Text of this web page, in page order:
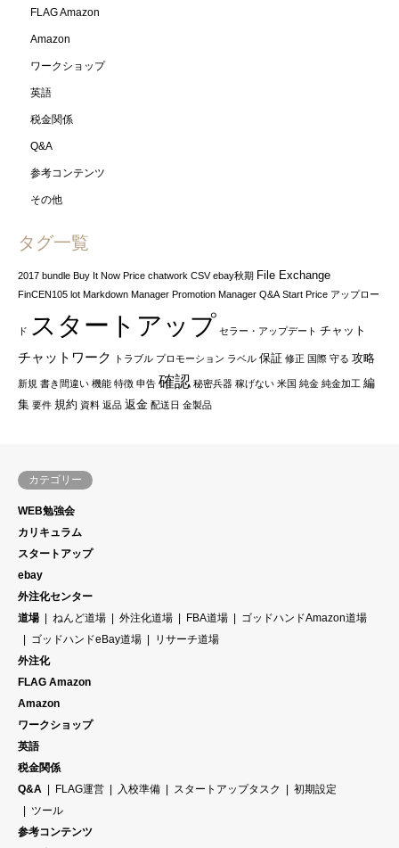
FLAG Amazon
Amazon
ワークショップ
英語
税金関係
Q&A
参考コンテンツ
その他
タグ一覧
2017 bundle Buy It Now Price chatwork CSV ebay秋期 File Exchange
FinCEN105 lot Markdown Manager Promotion Manager Q&A Start Price アップロー
ド スタートアップ セラー・アップデート チャット
チャットワーク トラブル プロモーション ラベル 保証 修正 国際 守る 攻略
新規 書き間違い 機能 特徴 申告 確認 秘密兵器 稼げない 米国 純金 純金加工 編
集 要件 規約 資料 返品 返金 配送日 金製品
カテゴリー
WEB勉強会
カリキュラム
スタートアップ
ebay
外注化センター
道場
ねんど道場 外注化道場 FBA道場
ゴッドハンドAmazon道場
ゴッドハンドeBay道場
リサーチ道場
外注化
FLAG Amazon
Amazon
ワークショップ
英語
税金関係
Q&A
FLAG運営 入校準備 スタートアップタスク
初期設定
ツール
参考コンテンツ